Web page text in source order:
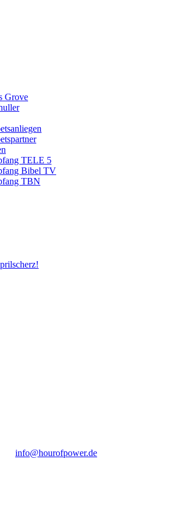
Grove
TELE 5
Bibel TV
TBN
info@hourofpower.de